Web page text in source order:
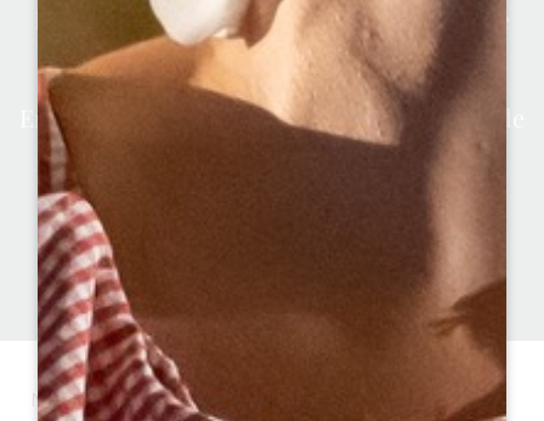
Randonneuse du dimanche, au sens propre
comme au sens figuré, un parcours que
j’apprécie sur le territoire du grand Saint
Emilionnais c’est une balade entre le bourg de
Sainte Terre et le centre de Castillon la
VOIR LES BOUCLES DE RANDONNÉES
Nous suivons tout le long, la rivière Dordogne, et